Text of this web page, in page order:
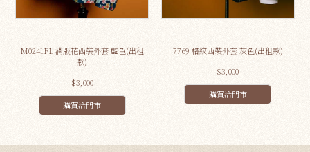
M0241FL 滿版花西裝外套 藍色(出租
款)
$3,000
購買洽門市
7769 格紋西裝外套 灰色(出租款)
$3,000
購買洽門市